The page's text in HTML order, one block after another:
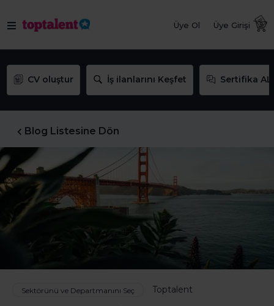
Üye Ol Üye Girişi
CV oluştur İş ilanlarını Keşfet Sertifika AL
Blog Listesine Dön
Sektörünü ve Departmanını Seç Toptalent